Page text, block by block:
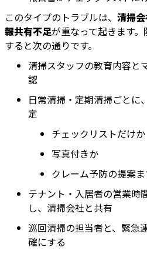
このタイプのトラブルは、 清掃
報共有不足が重なって起きます
すると次の通りです。
清掃スタッフの教育内容と
認
日常清掃・定期清掃ごとに
定
チェックリストだけか
写真付きか
クレーム予防の提案
テナント・入居者の営業時
し、清掃会社と共有
巡回清掃の担当者と、緊急
確にする